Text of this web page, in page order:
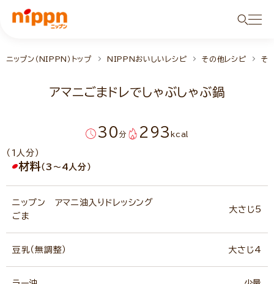
ニップン（NIPPN）トップ NIPPNおいしいレシピ その他レシピ そ
アマニごまドレでしゃぶしゃぶ鍋
30 分 293kcal
（1人分）
材料（3～4人分）
ニップン アマニ油入りドレッシング
ごま
大さじ5
豆乳（無調整） 大さじ4